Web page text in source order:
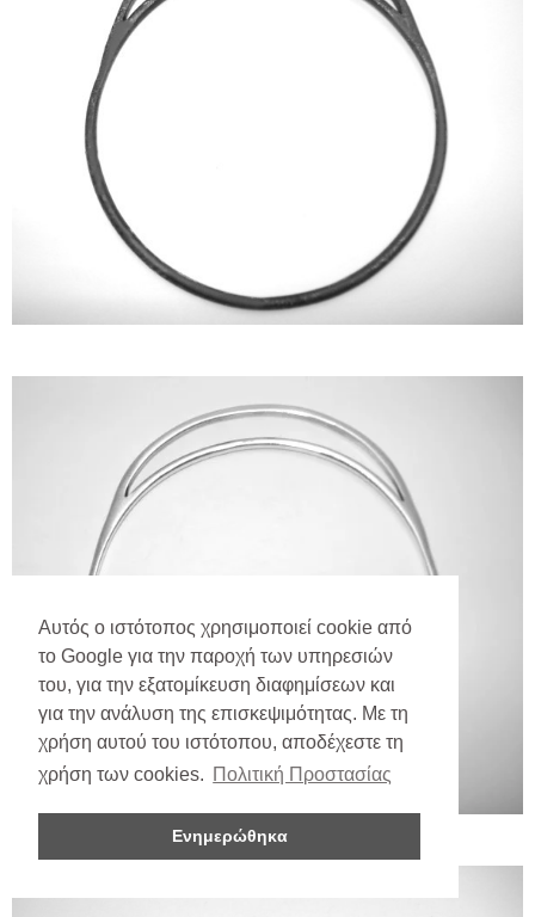
Αυτός ο ιστότοπος χρησιμοποιεί cookie από
το Google για την παροχή των υπηρεσιών
του, για την εξατομίκευση διαφημίσεων και
για την ανάλυση της επισκεψιμότητας. Με τη
χρήση αυτού του ιστότοπου, αποδέχεστε τη
χρήση των cookies. Πολιτική Προστασίας
Ενημερώθηκα